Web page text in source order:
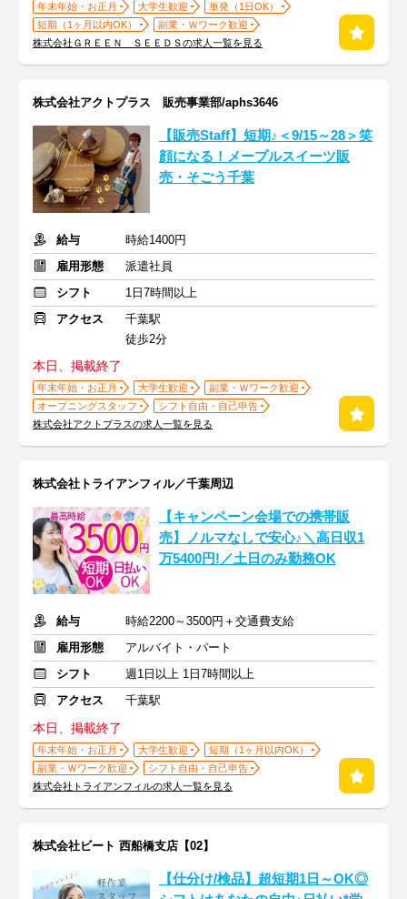
年末年始・お正月 大学生歓迎
単発（1日OK）
短期（1ヶ月以内OK）
副業・Ｗワーク歓迎
株式会社ＧＲＥＥＮ ＳＥＥＤＳの求人一覧を見る
株式会社アクトプラス 販売事業部/aphs3646
【販売Staff】短期♪＜9/15～28＞笑
顔になる！メープルスイーツ販
売・そごう千葉
給与
時給1400円
雇用形態
派遣社員
シフト
1日7時間以上
アクセス
千葉駅
徒歩2分
本日、掲載終了
年末年始・お正月 大学生歓迎
副業・Ｗワーク歓迎
オープニングスタッフ
シフト自由・自己申告
株式会社アクトプラスの求人一覧を見る
株式会社トライアンフィル／千葉周辺
【キャンペーン会場での携帯販
売】ノルマなしで安心♪＼高日収1
万5400円!／土日のみ勤務OK
給与
時給2200～3500円＋交通費支給
雇用形態
アルバイト・パート
シフト
週1日以上 1日7時間以上
アクセス
千葉駅
本日、掲載終了
年末年始・お正月 大学生歓迎
短期（1ヶ月以内OK）
副業・Ｗワーク歓迎
シフト自由・自己申告
株式会社トライアンフィルの求人一覧を見る
株式会社ビート 西船橋支店【02】
【仕分け/検品】超短期1日～OK◎